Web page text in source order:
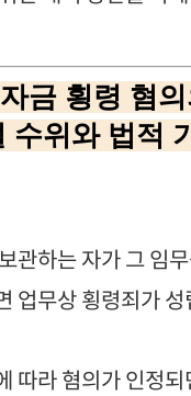
금 횡령 혐
수위와 법적
관하는 자가 그 임
업무상 횡령죄가 성
따라 혐의가 인정